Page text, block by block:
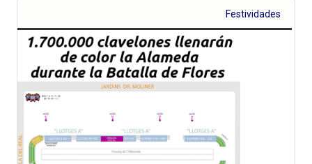
Festividades